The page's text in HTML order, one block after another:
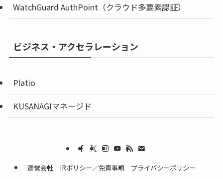
WatchGuard AuthPoint（クラウド多要素認証）
ビジネス・アクセラレーション
Platio
KUSANAGIマネージド
運営会社 IRポリシー／免責事項 プライバシーポリシー